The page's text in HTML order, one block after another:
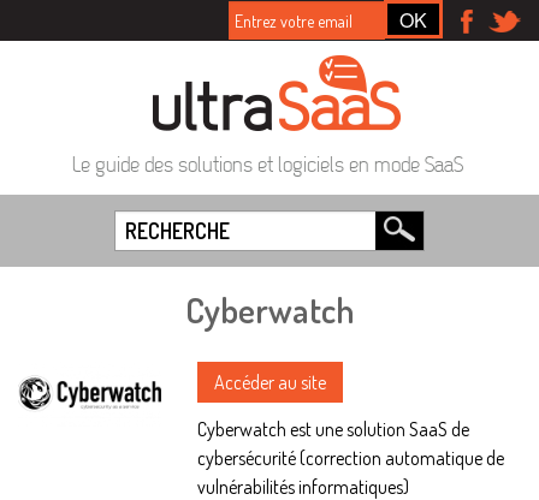
Le guide des solutions et logiciels en mode SaaS
Cyberwatch
Accéder au site
Cyberwatch est une solution SaaS de
cybersécurité (correction automatique de
vulnérabilités informatiques)